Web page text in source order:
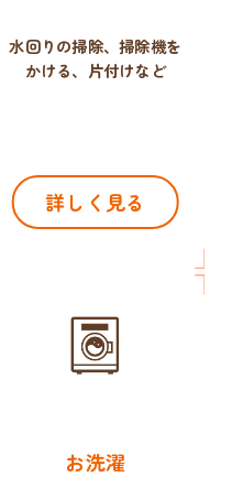
水回りの掃除、掃除機を
かける、片付けなど
詳しく見る
お洗濯